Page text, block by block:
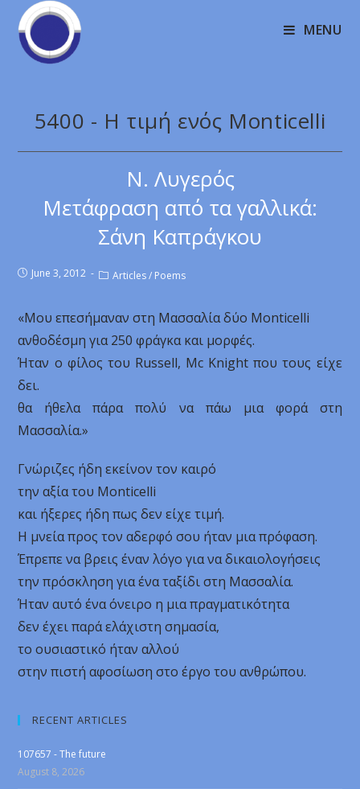
MENU
5400 - Η τιμή ενός Monticelli
Ν. Λυγερός
Μετάφραση από τα γαλλικά:
Σάνη Καπράγκου
June 3, 2012 Articles / Poems
«Μου επεσήμαναν στη Μασσαλία δύο Monticelli
ανθοδέσμη για 250 φράγκα και μορφές.
Ήταν ο φίλος του Russell, Mc Knight που τους είχε
δει.
θα ήθελα πάρα πολύ να πάω μια φορά στη
Μασσαλία.»
Γνώριζες ήδη εκείνον τον καιρό
την αξία του Monticelli
και ήξερες ήδη πως δεν είχε τιμή.
Η μνεία προς τον αδερφό σου ήταν μια πρόφαση.
Έπρεπε να βρεις έναν λόγο για να δικαιολογήσεις
την πρόσκληση για ένα ταξίδι στη Μασσαλία.
Ήταν αυτό ένα όνειρο η μια πραγματικότητα
δεν έχει παρά ελάχιστη σημασία,
το ουσιαστικό ήταν αλλού
στην πιστή αφοσίωση στο έργο του ανθρώπου.
RECENT ARTICLES
107657 - The future
August 8, 2026